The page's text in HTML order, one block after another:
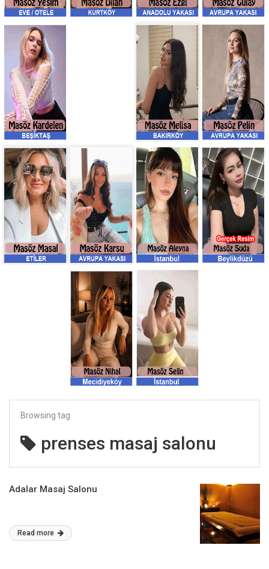
Browsing tag
prenses masaj salonu
Adalar Masaj Salonu
Read more